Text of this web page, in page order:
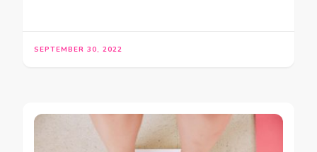
SEPTEMBER 30, 2022